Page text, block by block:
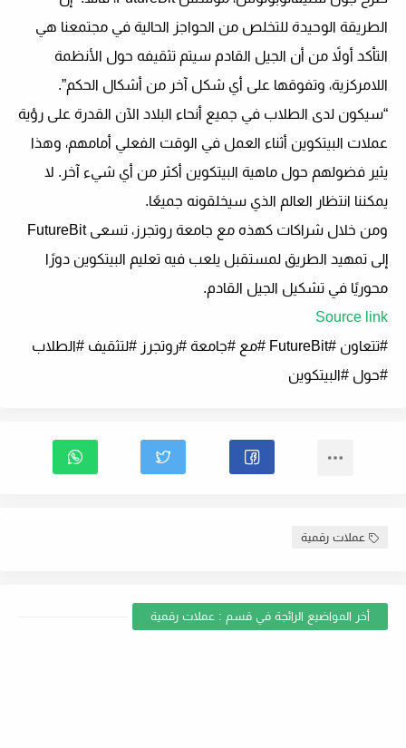
الطريقة الوحيدة للتخلص من الحواجز الحالية في مجتمعنا هي
التأكد أولاً من أن الجيل القادم سيتم تثقيفه حول الأنظمة
اللامركزية، وتفوقها على أي شكل آخر من أشكال الحكم”.
“سيكون لدى الطلاب في جميع أنحاء البلاد الآن القدرة على رؤية
عملات البيتكوين أثناء العمل في الوقت الفعلي أمامهم، وهذا
يثير فضولهم حول ماهية البيتكوين أكثر من أي شيء آخر. لا
يمكننا انتظار العالم الذي سيخلقونه جميعًا.
ومن خلال شراكات كهذه مع جامعة روتجرز، تسعى FutureBit
إلى تمهيد الطريق لمستقبل يلعب فيه تعليم البيتكوين دورًا
محوريًا في تشكيل الجيل القادم.
Source link
#تتعاون #FutureBit #مع #جامعة #روتجرز #لتثقيف #الطلاب
#حول #البيتكوين
عملات رقمية
أخر المواضيع الرائجة في قسم : عملات رقمية